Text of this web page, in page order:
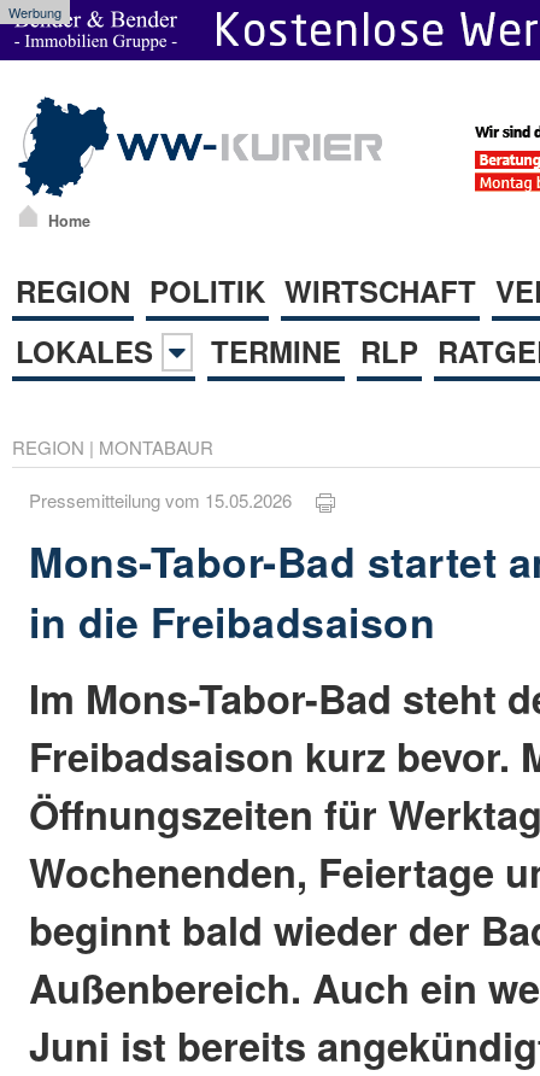
Werbung
Home
REGION POLITIK WIRTSCHAFT
LOKALES
TERMINE RLP
REGION | MONTABAUR
Pressemitteilung vom 15.05.2026
Mons-Tabor-Bad startet
in die Freibadsaison
Im Mons-Tabor-Bad steht
Freibadsaison kurz bevor.
Öffnungszeiten für
Wochenenden, Feiertage
beginnt bald wieder der
Außenbereich. Auch ein
Juni ist bereits